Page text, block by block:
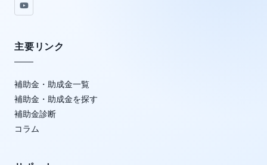
主要リンク
補助金・助成金一覧
補助金・助成金を探す
補助金診断
コラム